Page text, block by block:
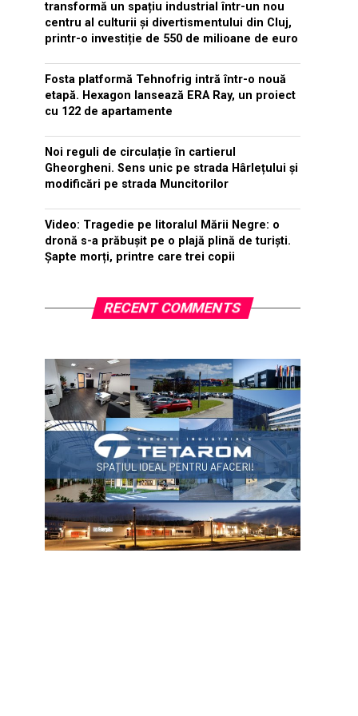
transformă un spațiu industrial într-un nou
centru al culturii și divertismentului din Cluj,
printr-o investiție de 550 de milioane de euro
Fosta platformă Tehnofrig intră într-o nouă
etapă. Hexagon lansează ERA Ray, un proiect
cu 122 de apartamente
Noi reguli de circulație în cartierul
Gheorgheni. Sens unic pe strada Hârlețului și
modificări pe strada Muncitorilor
Video: Tragedie pe litoralul Mării Negre: o
dronă s-a prăbușit pe o plajă plină de turiști.
Șapte morți, printre care trei copii
RECENT COMMENTS